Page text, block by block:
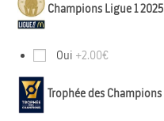
Champions Ligue 1 2025
Oui +2.00€
Trophée des Champions